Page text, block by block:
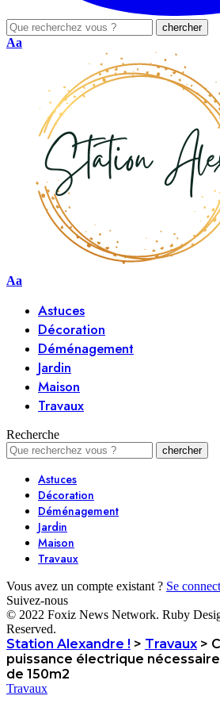
Aa
Aa
Astuces
Décoration
Déménagement
Jardin
Maison
Travaux
Recherche
Astuces
Décoration
Déménagement
Jardin
Maison
Travaux
Vous avez un compte existant ? Se
Suivez-nous
© 2022 Foxiz News Network. Ruby
Reserved.
Station Alexandre ! > Travaux >
puissance électrique
de 150m2
Travaux